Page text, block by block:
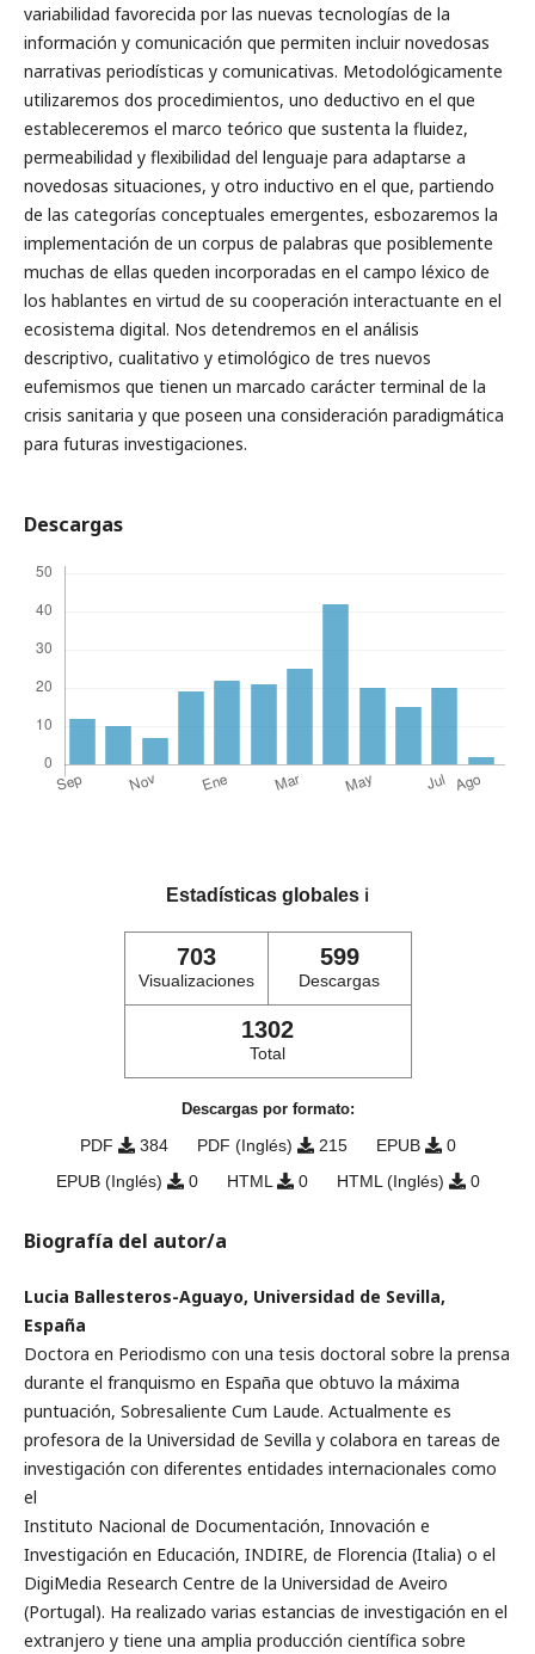
variabilidad favorecida por las nuevas tecnologías de la
información y comunicación que permiten incluir novedosas
narrativas periodísticas y comunicativas. Metodológicamente
utilizaremos dos procedimientos, uno deductivo en el que
estableceremos el marco teórico que sustenta la fluidez,
permeabilidad y flexibilidad del lenguaje para adaptarse a
novedosas situaciones, y otro inductivo en el que, partiendo
de las categorías conceptuales emergentes, esbozaremos la
implementación de un corpus de palabras que posiblemente
muchas de ellas queden incorporadas en el campo léxico de
los hablantes en virtud de su cooperación interactuante en el
ecosistema digital. Nos detendremos en el análisis
descriptivo, cualitativo y etimológico de tres nuevos
eufemismos que tienen un marcado carácter terminal de la
crisis sanitaria y que poseen una consideración paradigmática
para futuras investigaciones.
Descargas
Estadísticas globales ℹ️
703
Visualizaciones
599
Descargas
1302
Total
Descargas por formato:
PDF 384 PDF (Inglés) 215 EPUB
0
EPUB (Inglés)
0 HTML 0 HTML (Inglés) 0
Biografía del autor/a
Lucia Ballesteros-Aguayo, Universidad de Sevilla,
España
Doctora en Periodismo con una tesis doctoral sobre la prensa
durante el franquismo en España que obtuvo la máxima
puntuación, Sobresaliente Cum Laude. Actualmente es
profesora de la Universidad de Sevilla y colabora en tareas de
investigación con diferentes entidades internacionales como
el
Instituto Nacional de Documentación, Innovación e
Investigación en Educación, INDIRE, de Florencia (Italia) o el
DigiMedia Research Centre de la Universidad de Aveiro
(Portugal). Ha realizado varias estancias de investigación en el
extranjero y tiene una amplia producción científica sobre